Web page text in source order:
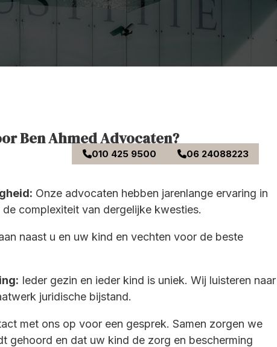
010 425 9500 06 24088223
Ben Ahmed Advocaten?
Onze advocaten hebben jarenlange ervaring in
complexiteit van dergelijke kwesties.
naast u en uw kind en vechten voor de beste
Ieder gezin en ieder kind is uniek. Wij luisteren naar
juridische bijstand.
met ons op voor een gesprek. Samen zorgen we
gehoord en dat uw kind de zorg en bescherming